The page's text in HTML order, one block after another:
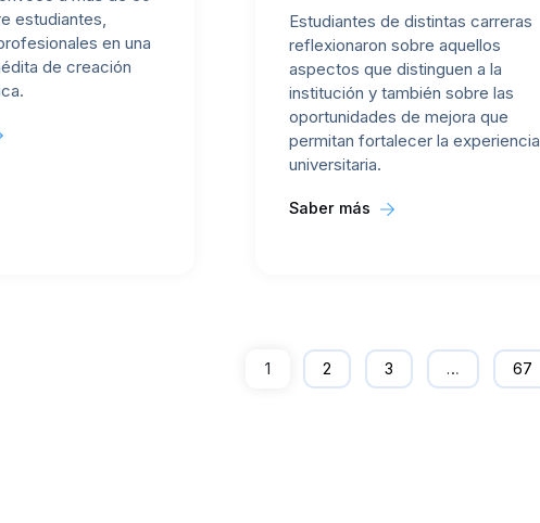
estudiantes,
en una
de creación
Estudiantes de distintas carreras
reflexionaron sobre aquellos
aspectos que distinguen a la
institución y también sobre las
oportunidades de mejora que
permitan fortalecer la experiencia
universitaria.
Saber más
1 2 3 … 67